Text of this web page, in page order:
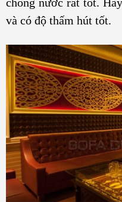
và có độ thấm hút tốt.